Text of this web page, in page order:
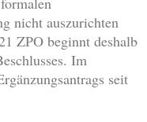
nicht auszurichten
ZPO beginnt deshalb
Im
seit